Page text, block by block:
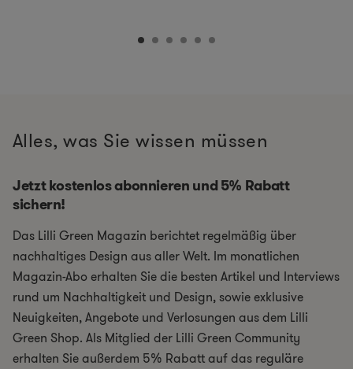
Alles, was Sie wissen müssen
Jetzt kostenlos abonnieren und 5% Rabatt
sichern!
Das Lilli Green Magazin berichtet regelmäßig über
nachhaltiges Design aus aller Welt. Im monatlichen
Magazin-Abo erhalten Sie die besten Artikel und Interviews
rund um Nachhaltigkeit und Design, sowie exklusive
Neuigkeiten, Angebote und Verlosungen aus dem Lilli
Green Shop. Als Mitglied der Lilli Green Community
erhalten Sie außerdem 5% Rabatt auf das reguläre